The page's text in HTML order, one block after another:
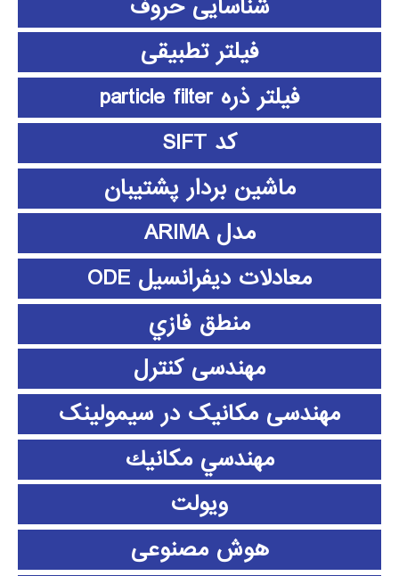
شناسایی حروف
فیلتر تطبیقی
فیلتر ذره particle filter
کد SIFT
ماشین بردار پشتیبان
مدل ARIMA
معادلات دیفرانسیل ODE
منطق فازي
مهندسی کنترل
مهندسی مکانیک در سیمولینک
مهندسي مكانيك
ویولت
هوش مصنوعی